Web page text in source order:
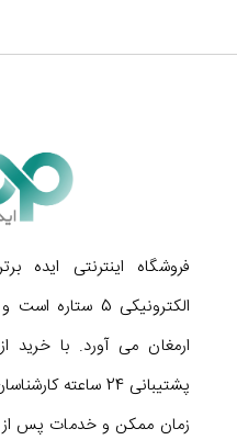
فروشگاه اینترنتی ایده
الکترونیکی 5
پشتیبانی 24
زمان ممکن و خدمات پس از